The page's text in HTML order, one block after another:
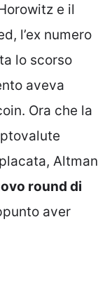
e il
l’ex numero
lo scorso
aveva
Ora che la
Altman
round di
aver